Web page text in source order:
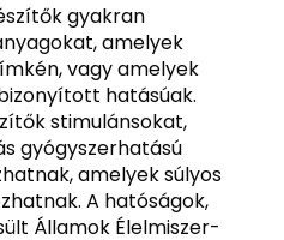
gyakran
amelyek
vagy amelyek
hatásúak.
stimulánsokat,
gyógyszerhatású
amelyek súlyos
A hatóságok,
Államok Élelmiszer-